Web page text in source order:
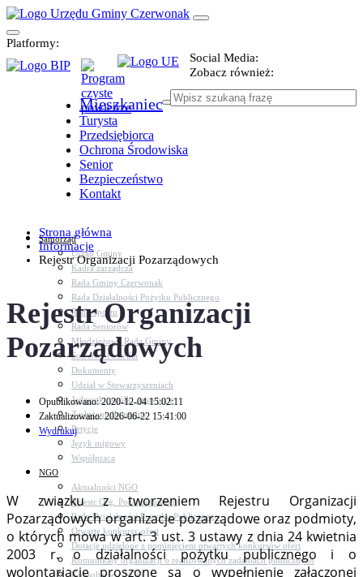
Platformy:
Social Media:
Zobacz również:
Mieszkaniec
Turysta
Przedsiębiorca
Ochrona Środowiska
Senior
Bezpieczeństwo
Kontakt
Samorząd
Urząd Gminy
Kadra zarządcza
Rada Gminy Czerwonak
Rada Działalności Pożytku Publicznego
Rada Sportu
Rada Seniorów
Młodzieżowa Rada Gminy
Sołectwa i osiedla
Dokumenty
Udział w Stowarzyszeniach
Jednostki, spółki, instytucje
Zasłużeni dla gminy
Petycje
Język migowy
Współpraca
NGO
Aktualności NGO
Rejestr Org. Pozarządowych
Rada Działalności Pożytku Publicznego
Otwarte konkursy ofert
Dotacje udzielone z pominięciem otwartych konkursów ofert
Komunikaty organizacji o realizowanych zadaniach publicznych
Konsultacje z NGO
Strona główna
Informacje
Rejestr Organizacji Pozarządowych
Rejestr Organizacji
Pozarządowych
Opublikowano: 2020-12-04 15:02:11
Zaktualizowano: 2026-06-22 15:41:00
Wydrukuj
W związku z tworzeniem Rejestru Organizacji
Pozarządowych organizacje pozarządowe oraz podmioty,
o których mowa w art. 3 ust. 3 ustawy z dnia 24 kwietnia
2003 r. o działalności pożytku publicznego i o
wolontariacie proszone są o wypełnienie załączonej